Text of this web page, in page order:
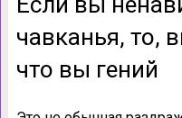
чавканья, то,
что вы гений